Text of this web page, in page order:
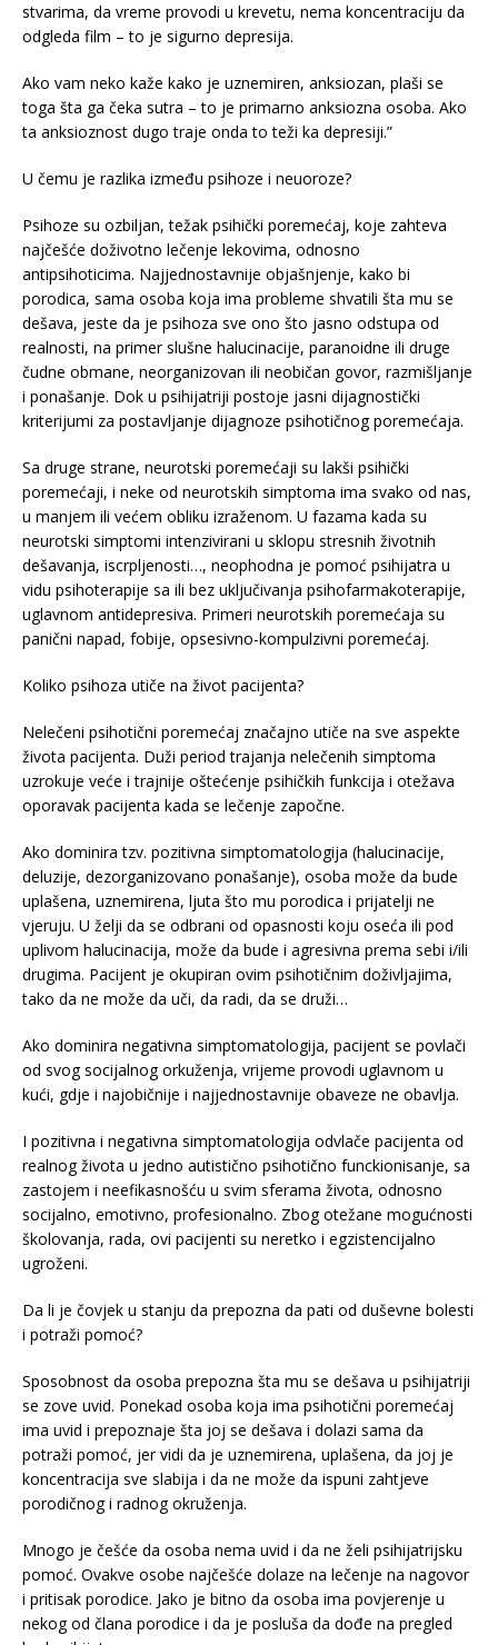
stvarima, da vreme provodi u krevetu, nema koncentraciju da
odgleda film – to je sigurno depresija.
Ako vam neko kaže kako je uznemiren, anksiozan, plaši se
toga šta ga čeka sutra – to je primarno anksiozna osoba. Ako
ta anksioznost dugo traje onda to teži ka depresiji.”
U čemu je razlika između psihoze i neuoroze?
Psihoze su ozbiljan, težak psihički poremećaj, koje zahteva
najčešće doživotno lečenje lekovima, odnosno
antipsihoticima. Najjednostavnije objašnjenje, kako bi
porodica, sama osoba koja ima probleme shvatili šta mu se
dešava, jeste da je psihoza sve ono što jasno odstupa od
realnosti, na primer slušne halucinacije, paranoidne ili druge
čudne obmane, neorganizovan ili neobičan govor, razmišljanje
i ponašanje. Dok u psihijatriji postoje jasni dijagnostički
kriterijumi za postavljanje dijagnoze psihotičnog poremećaja.
Sa druge strane, neurotski poremećaji su lakši psihički
poremećaji, i neke od neurotskih simptoma ima svako od nas,
u manjem ili većem obliku izraženom. U fazama kada su
neurotski simptomi intenzivirani u sklopu stresnih životnih
dešavanja, iscrpljenosti…, neophodna je pomoć psihijatra u
vidu psihoterapije sa ili bez uključivanja psihofarmakoterapije,
uglavnom antidepresiva. Primeri neurotskih poremećaja su
panični napad, fobije, opsesivno-kompulzivni poremećaj.
Koliko psihoza utiče na život pacijenta?
Nelečeni psihotični poremećaj značajno utiče na sve aspekte
života pacijenta. Duži period trajanja nelečenih simptoma
uzrokuje veće i trajnije oštećenje psihičkih funkcija i otežava
oporavak pacijenta kada se lečenje započne.
Ako dominira tzv. pozitivna simptomatologija (halucinacije,
deluzije, dezorganizovano ponašanje), osoba može da bude
uplašena, uznemirena, ljuta što mu porodica i prijatelji ne
vjeruju. U želji da se odbrani od opasnosti koju oseća ili pod
uplivom halucinacija, može da bude i agresivna prema sebi i/ili
drugima. Pacijent je okupiran ovim psihotičnim doživljajima,
tako da ne može da uči, da radi, da se druži…
Ako dominira negativna simptomatologija, pacijent se povlači
od svog socijalnog orkuženja, vrijeme provodi uglavnom u
kući, gdje i najobičnije i najjednostavnije obaveze ne obavlja.
I pozitivna i negativna simptomatologija odvlače pacijenta od
realnog života u jedno autistično psihotično funckionisanje, sa
zastojem i neefikasnošću u svim sferama života, odnosno
socijalno, emotivno, profesionalno. Zbog otežane mogućnosti
školovanja, rada, ovi pacijenti su neretko i egzistencijalno
ugroženi.
Da li je čovjek u stanju da prepozna da pati od duševne bolesti
i potraži pomoć?
Sposobnost da osoba prepozna šta mu se dešava u psihijatriji
se zove uvid. Ponekad osoba koja ima psihotični poremećaj
ima uvid i prepoznaje šta joj se dešava i dolazi sama da
potraži pomoć, jer vidi da je uznemirena, uplašena, da joj je
koncentracija sve slabija i da ne može da ispuni zahtjeve
porodičnog i radnog okruženja.
Mnogo je češće da osoba nema uvid i da ne želi psihijatrijsku
pomoć. Ovakve osobe najčešće dolaze na lečenje na nagovor
i pritisak porodice. Jako je bitno da osoba ima povjerenje u
nekog od člana porodice i da je posluša da dođe na pregled